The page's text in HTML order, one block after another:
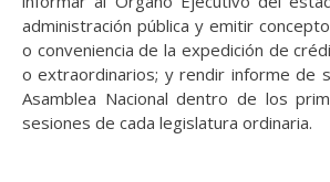
administración pública y emitir
o conveniencia de la expedición de
o extraordinarios; y rendir informe de
Asamblea Nacional dentro de los
sesiones de cada legislatura ordinaria.